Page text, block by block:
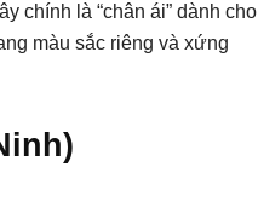
chính là “chân ái” dành cho
màu sắc riêng và xứng